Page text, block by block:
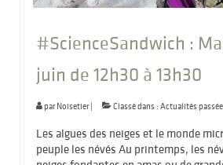
#ScienceSandwich :
juin de 12h30 à 13h30
parNoisetier| Classé dans : Actualités
Les algues des neiges et le monde
peuple les névés Au printemps, les